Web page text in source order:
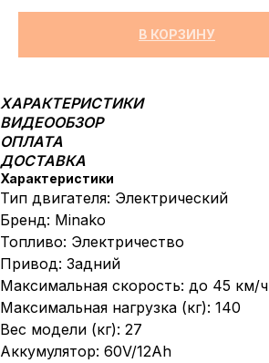
В КОРЗИНУ
ХАРАКТЕРИСТИКИ
ВИДЕООБЗОР
ОПЛАТА
ДОСТАВКА
Характеристики
Тип двигателя: Электрический
Бренд: Minako
Топливо: Электричество
Привод: Задний
Максимальная скорость: до 45 км/ч
Максимальная нагрузка (кг): 140
Вес модели (кг): 27
Аккумулятор: 60V/12Ah